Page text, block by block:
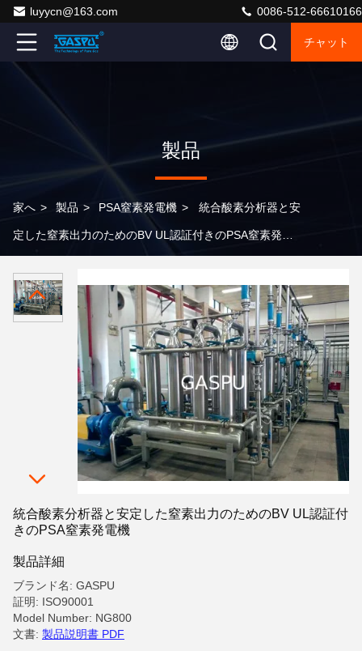
luyycn@163.com 0086-512-66610166
チャット
製品
家へ > 製品 > PSA窒素発電機 > 統合酸素分析器と安
定した窒素出力のためのBV UL認証付きのPSA窒素発電
統合酸素分析器と安定した窒素出力のためのBV UL認証付
きのPSA窒素発電機
製品詳細
ブランド名: GASPU
証明: ISO90001
Model Number: NG800
文書: 製品説明書 PDF